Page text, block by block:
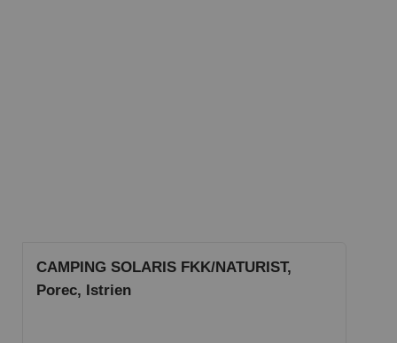
CAMPING SOLARIS FKK/NATURIST,
Porec, Istrien